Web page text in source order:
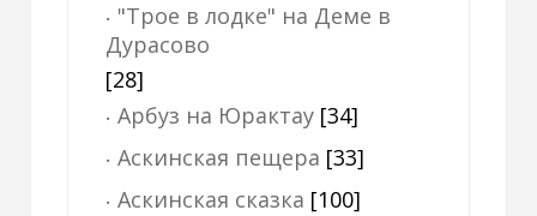
"Трое в лодке" на Деме в
Дурасово
[28]
Арбуз на Юрактау [34]
Аскинская пещера [33]
Аскинская сказка [100]